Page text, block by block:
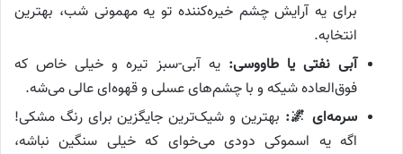
برای یه آرایش چشم خیره‌کننده تو یه مهمونی شب، بهترین
انتخابه.
آبی نفتی یا طاووسی: یه آبی-سبز تیره و خیلی خاص که
فوق‌العاده شیکه و با چشم‌های عسلی و قهوه‌ای عالی می‌شه.
سرمه‌ای 🌌: بهترین و شیک‌ترین جایگزین برای رنگ مشکی!
اگه یه اسموکی دودی می‌خوای که خیلی سنگین نباشه،